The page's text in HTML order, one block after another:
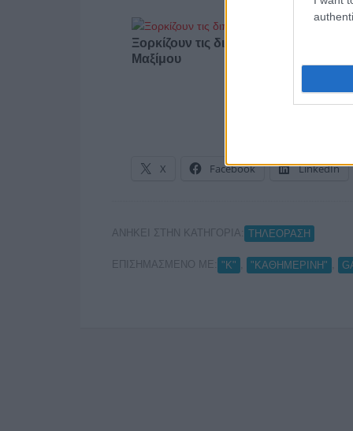
Ξορκίζουν τις διπλές εκλογές στο
Μαξίμου
X Facebook LinkedIn
ΑΝΗΚΕΙ ΣΤΗΝ ΚΑΤΗΓΟΡΙΑ: ΤΗΛΕΟΡΑΣΗ
ΕΠΙΣΗΜΑΣΜΕΝΟ ΜΕ: "Κ" "ΚΑΘΗΜΕΡΙΝΗ"